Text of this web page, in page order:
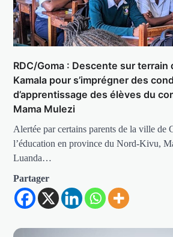
RDC/Goma : Descente sur terrain
Kamala pour s’imprégner des
d’apprentissage des élèves du
Mama Mulezi
Alertée par certains parents de la ville de
l’éducation en province du Nord-Kivu,
Luanda…
Partager